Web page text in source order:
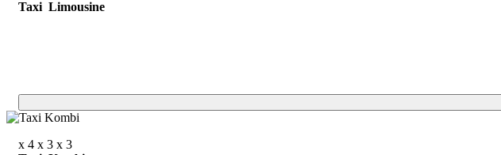
Taxi Limousine
x 4 x 3 x 3